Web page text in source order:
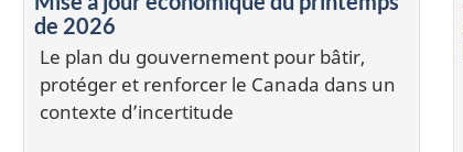
de 2026
Le plan du gouvernement pour bâtir,
protéger et renforcer le Canada dans un
contexte d’incertitude